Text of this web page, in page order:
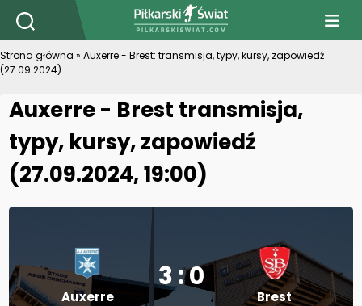
PiłkarskiSwiat.com
Strona główna » Auxerre - Brest: transmisja, typy, kursy, zapowiedź
(27.09.2024)
Auxerre - Brest transmisja,
typy, kursy, zapowiedź
(27.09.2024, 19:00)
Auxerre
3 : 0
Brest